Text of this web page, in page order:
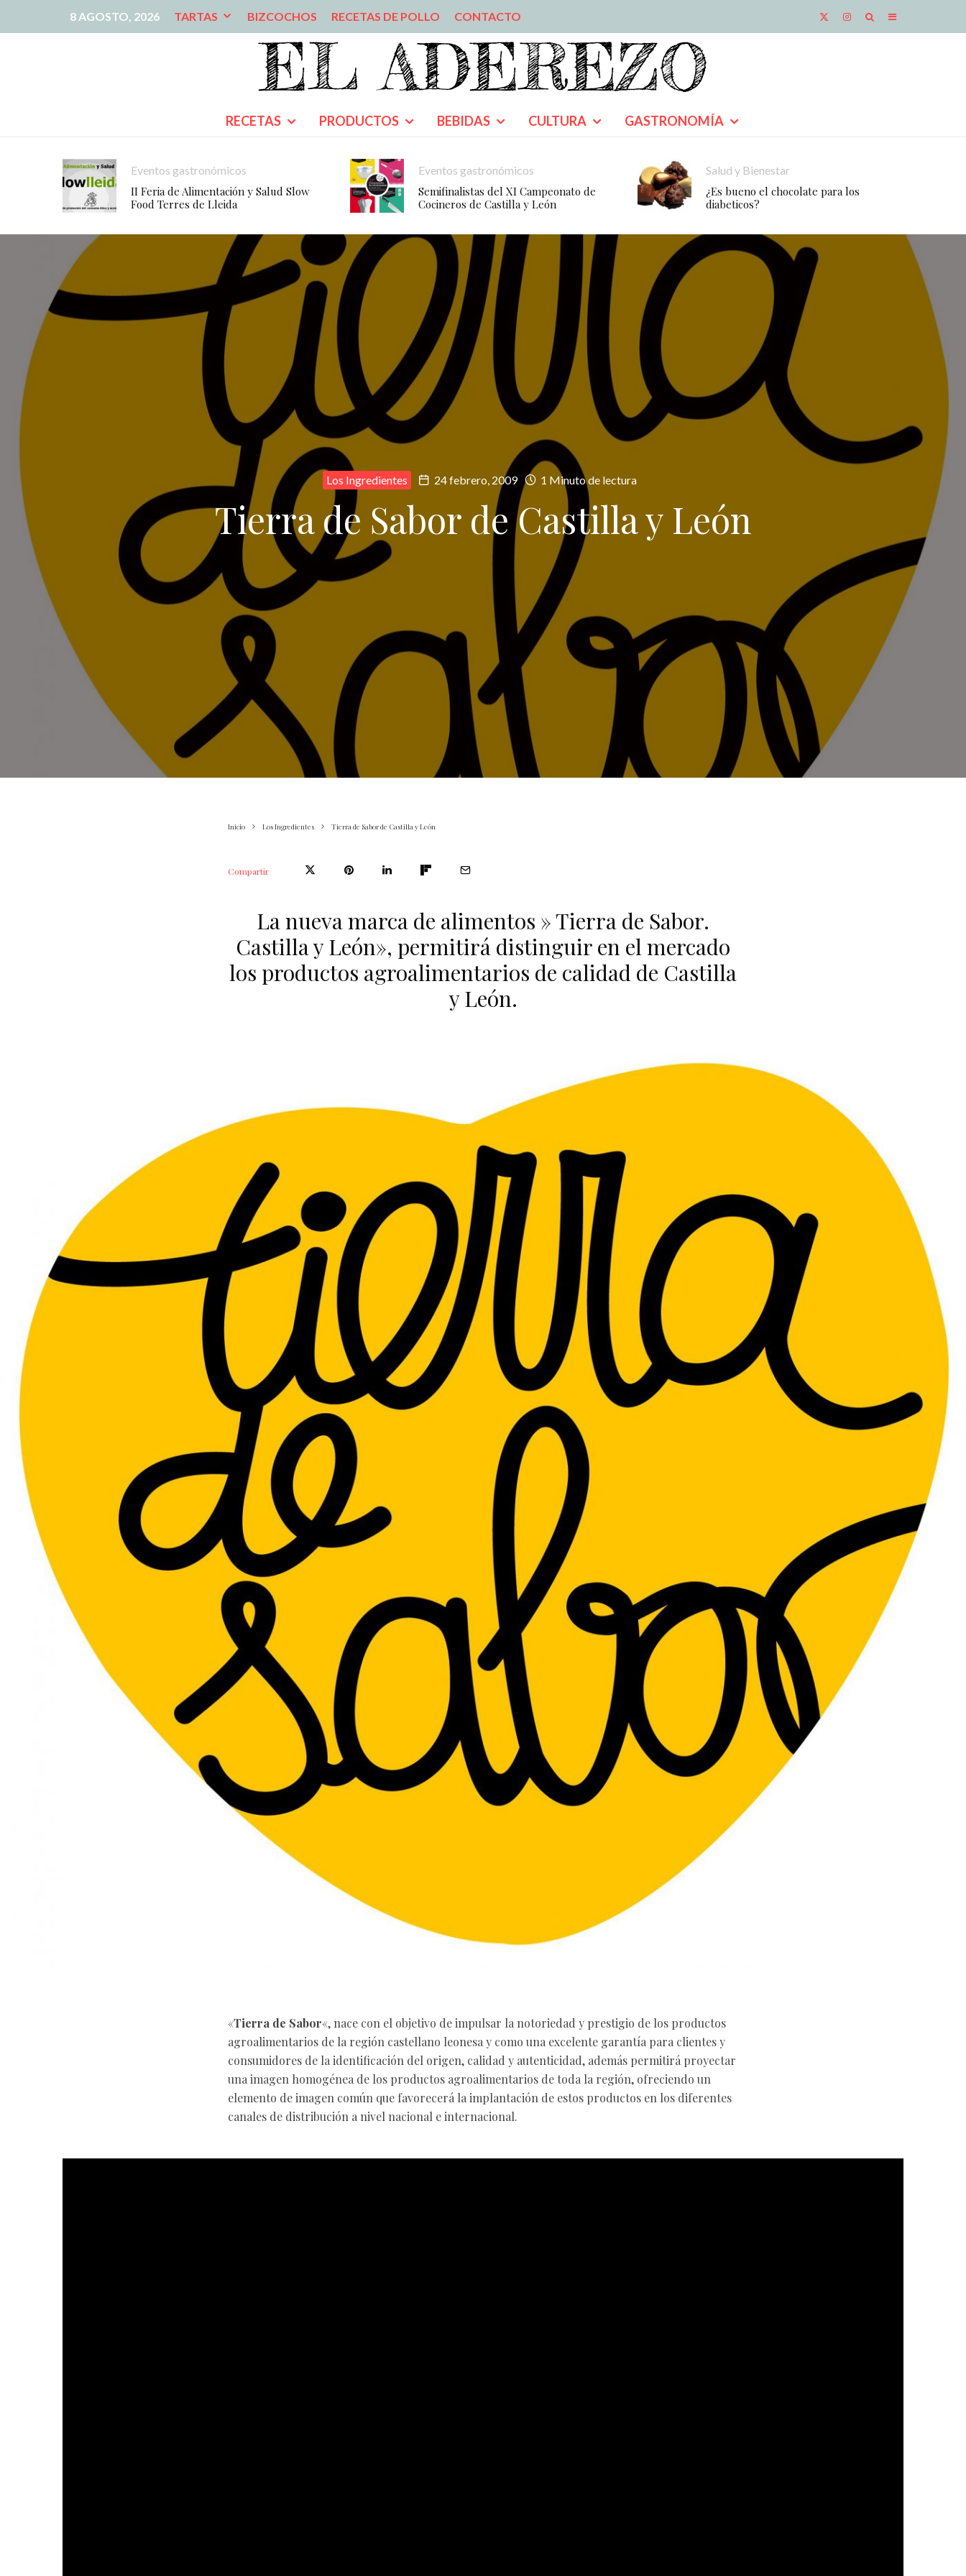
8 AGOSTO, 2026 TARTAS BIZCOCHOS RECETAS DE POLLO CONTACTO
RECETAS PRODUCTOS BEBIDAS CULTURA GASTRONOMÍA
Eventos gastronómicos
II Feria de Alimentación y Salud Slow
Food Terres de Lleida
Eventos gastronómicos
Semifinalistas del XI Campeonato de
Cocineros de Castilla y León
Salud y Bienestar
¿Es bueno el chocolate para los
diabeticos?
Los Ingredientes 24 febrero, 2009 1 Minuto de lectura
Tierra de Sabor de Castilla y León
Inicio Los Ingredientes Tierra de Sabor de Castilla y León
Compartir
La nueva marca de alimentos » Tierra de Sabor.
Castilla y León», permitirá distinguir en el mercado
los productos agroalimentarios de calidad de Castilla
y León.
«Tierra de Sabor«, nace con el objetivo de impulsar la notoriedad y prestigio de los productos
agroalimentarios de la región castellano leonesa y como una excelente garantía para clientes y
consumidores de la identificación del origen, calidad y autenticidad, además permitirá proyectar
una imagen homogénea de los productos agroalimentarios de toda la región, ofreciendo un
elemento de imagen común que favorecerá la implantación de estos productos en los diferentes
canales de distribución a nivel nacional e internacional.